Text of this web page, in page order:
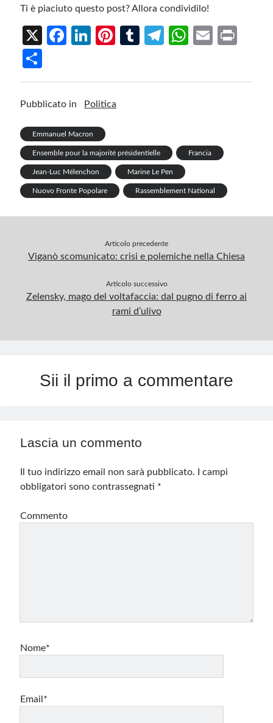
Ti è piaciuto questo post? Allora condividilo!
X
Fa
o
k
Li
n
Pi
t
T
Te
W
p
E
h
ar
Pubblicato in Politica
Emmanuel Macron
Ensemble pour la majorité présidentielle Francia
Jean-Luc Mélenchon Marine Le Pen
Nuovo Fronte Popolare Rassemblement National
Articolo precedente
Viganò scomunicato: crisi e polemiche nella Chiesa
Articolo successivo
Zelensky, mago del voltafaccia: dal pugno di ferro ai
rami d’ulivo
Sii il primo a commentare
Lascia un commento
Il tuo indirizzo email non sarà pubblicato.
I campi
obbligatori sono contrassegnati *
Commento
Nome*
Email*